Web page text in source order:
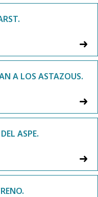
A LOS ASTAZOUS.
ASPE.